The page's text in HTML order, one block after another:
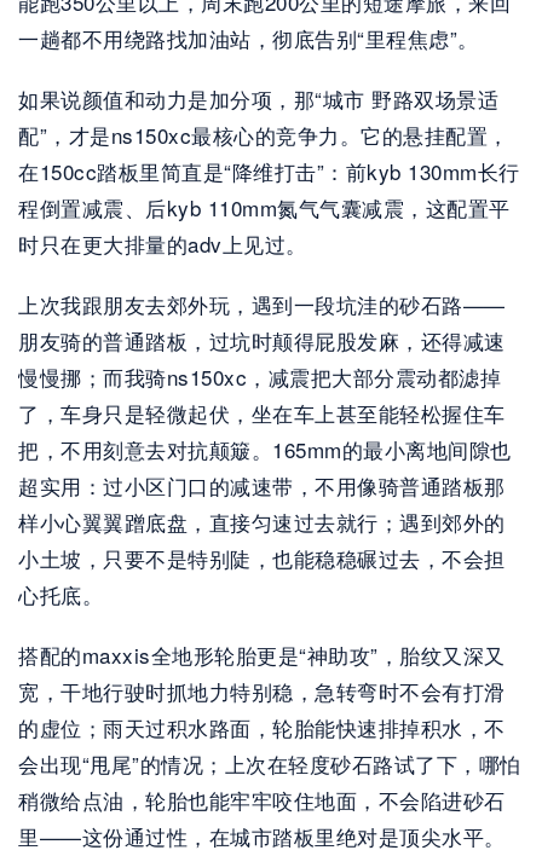
一趟都不用绕路找加油站，彻底告别“里程焦虑”。
如果说颜值和动力是加分项，那“城市 野路双场景适
配”，才是ns150xc最核心的竞争力。它的悬挂配置，
在150cc踏板里简直是“降维打击”：前kyb 130mm长行
程倒置减震、后kyb 110mm氮气气囊减震，这配置平
时只在更大排量的adv上见过。
上次我跟朋友去郊外玩，遇到一段坑洼的砂石路——
朋友骑的普通踏板，过坑时颠得屁股发麻，还得减速
慢慢挪；而我骑ns150xc，减震把大部分震动都滤掉
了，车身只是轻微起伏，坐在车上甚至能轻松握住车
把，不用刻意去对抗颠簸。165mm的最小离地间隙也
超实用：过小区门口的减速带，不用像骑普通踏板那
样小心翼翼蹭底盘，直接匀速过去就行；遇到郊外的
小土坡，只要不是特别陡，也能稳稳碾过去，不会担
心托底。
搭配的maxxis全地形轮胎更是“神助攻”，胎纹又深又
宽，干地行驶时抓地力特别稳，急转弯时不会有打滑
的虚位；雨天过积水路面，轮胎能快速排掉积水，不
会出现“甩尾”的情况；上次在轻度砂石路试了下，哪怕
稍微给点油，轮胎也能牢牢咬住地面，不会陷进砂石
里——这份通过性，在城市踏板里绝对是顶尖水平。